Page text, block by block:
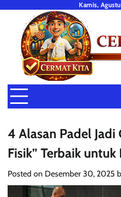
content
Kamis,
4 Alasan Padel Jadi
Fisik” Terbaik
Posted on Desember 30, 2025